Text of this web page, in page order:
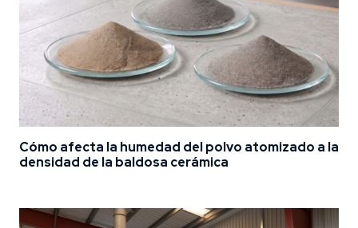
Cómo afecta la humedad del polvo atomizado a la
densidad de la baldosa cerámica